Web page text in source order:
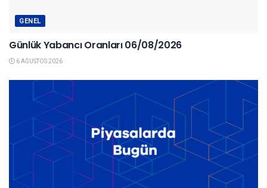
GENEL
Günlük Yabancı Oranları 06/08/2026
6 AĞUSTOS 2026